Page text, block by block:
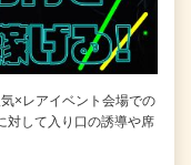
×レアイベント会場での
対して入り口の誘導や席